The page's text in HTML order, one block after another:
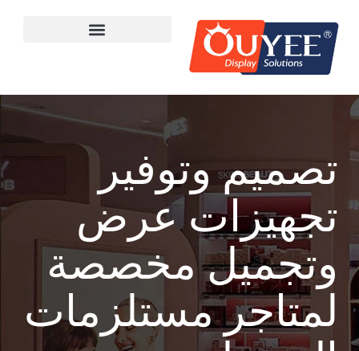
تصميم وتوفير
تجهيزات عرض
وتجميل مخصصة
لمتاجر مستلزمات